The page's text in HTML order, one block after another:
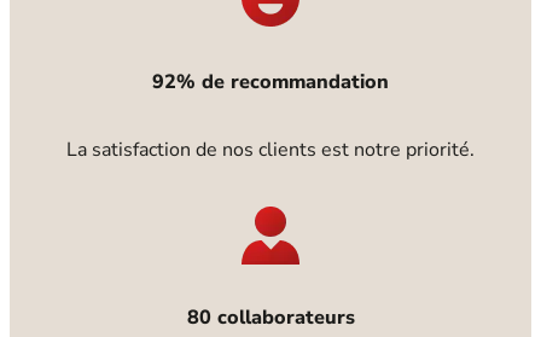
92% de recommandation
La satisfaction de nos clients est notre priorité.
80 collaborateurs